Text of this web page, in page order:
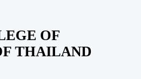
OF
THAILAND